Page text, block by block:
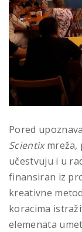
Pored
Scientixmreža,
učestvuju i u
finansiran iz
kreativne
koracima
elemenata